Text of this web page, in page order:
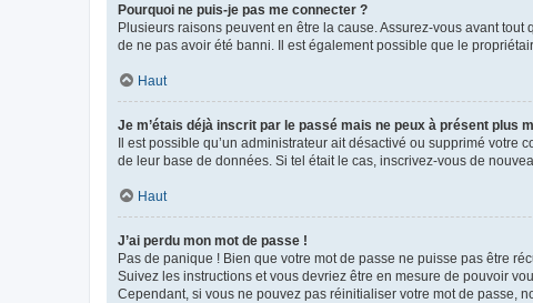
Pourquoi ne puis-je pas me connecter ?
Plusieurs raisons peuvent en être la cause. Assurez-vous avant
de ne pas avoir été banni. Il est également possible que le
Haut
Je m’étais déjà inscrit par le passé mais ne peux à présent plus
Il est possible qu’un administrateur ait désactivé ou supprimé
de leur base de données. Si tel était le cas, inscrivez-vous de
Haut
J’ai perdu mon mot de passe !
Pas de panique ! Bien que votre mot de passe ne puisse pas être
Suivez les instructions et vous devriez être en mesure de pouvoir
Cependant, si vous ne pouvez pas réinitialiser votre mot de passe,